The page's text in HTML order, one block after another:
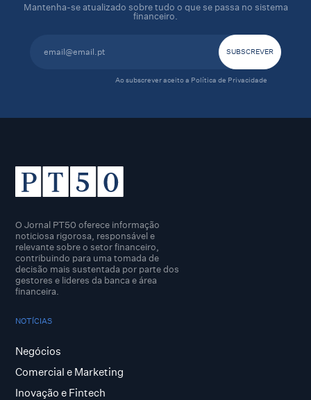
Mantenha-se atualizado sobre tudo o que se passa no sistema
financeiro.
Ao subscrever aceito a Política de Privacidade
O Jornal PT50 oferece informação
noticiosa rigorosa, responsável e
relevante sobre o setor financeiro,
contribuindo para uma tomada de
decisão mais sustentada por parte dos
gestores e lideres da banca e área
financeira.
NOTÍCIAS
Negócios
Comercial e Marketing
Inovação e Fintech